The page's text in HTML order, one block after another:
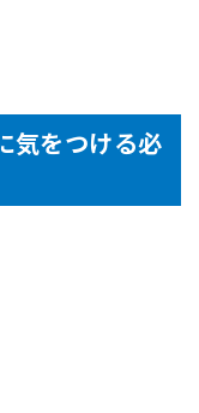
気をつける必